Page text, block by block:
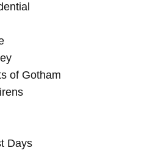
of Gotham
Days